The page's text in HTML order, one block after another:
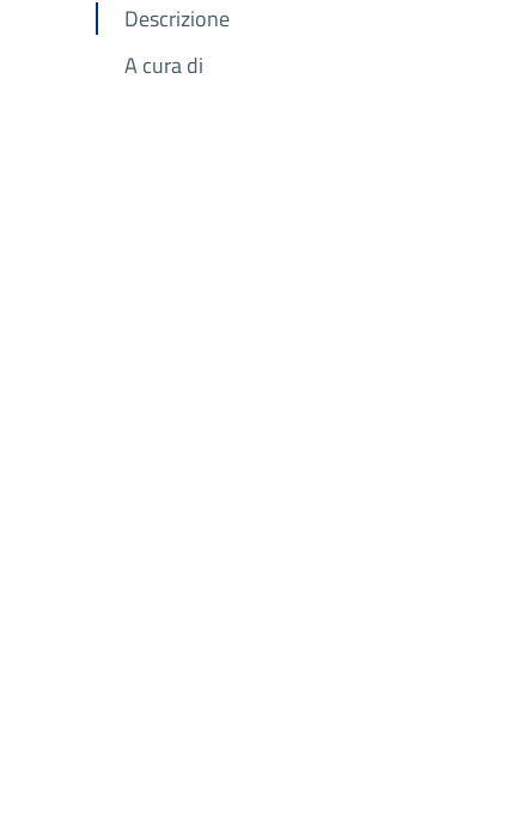
Descrizione
A cura di